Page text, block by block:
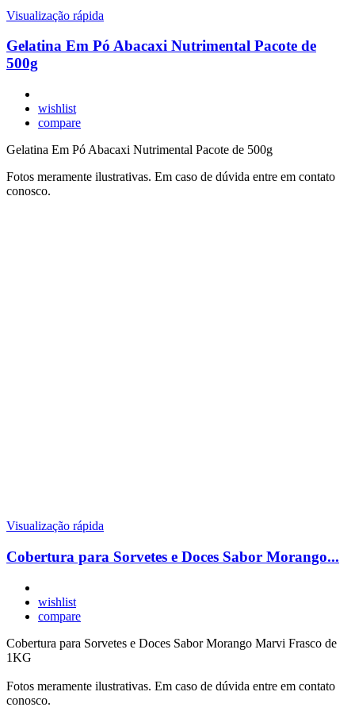
Visualização rápida
Gelatina Em Pó Abacaxi Nutrimental Pacote de
500g
wishlist
compare
Gelatina Em Pó Abacaxi Nutrimental Pacote de 500g
Fotos meramente ilustrativas. Em caso de dúvida entre em contato
conosco.
Visualização rápida
Cobertura para Sorvetes e Doces Sabor Morango...
wishlist
compare
Cobertura para Sorvetes e Doces Sabor Morango Marvi Frasco de
1KG
Fotos meramente ilustrativas. Em caso de dúvida entre em contato
conosco.